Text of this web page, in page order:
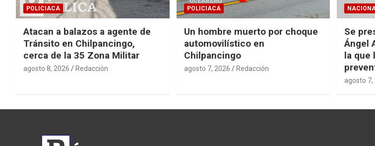
POLICIACA
Atacan a balazos a agente de
Tránsito en Chilpancingo,
cerca de la 35 Zona Militar
agosto 8, 2026 Redacción
POLICIACA
Un hombre muerto por choque
automovilístico en
Chilpancingo
agosto 7, 2026 Redacción
Se
Ángel
la que
agosto 7,